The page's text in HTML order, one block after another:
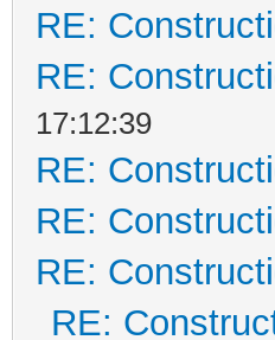
RE:
RE:
17:12:39
RE:
RE:
RE:
RE: